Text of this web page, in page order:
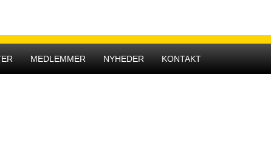
MEDLEMMER NYHEDER KONTAKT